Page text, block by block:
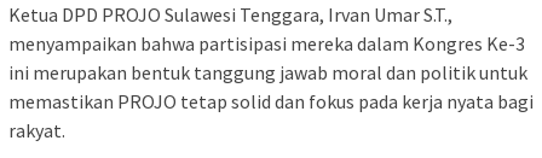
Ketua DPD PROJO Sulawesi Tenggara, Irvan Umar S.T.,
menyampaikan bahwa partisipasi mereka dalam Kongres Ke-3
ini merupakan bentuk tanggung jawab moral dan politik untuk
memastikan PROJO tetap solid dan fokus pada kerja nyata bagi
rakyat.